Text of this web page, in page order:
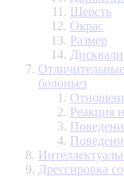
Шерсть
Окрас
Размер
болоньез
Реакция
Дрессировка